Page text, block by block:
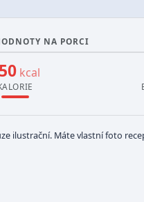
NA PORCI
kcal
ilustrační. Máte vlastní foto